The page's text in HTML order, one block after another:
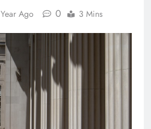
Ago 0 3 Mins